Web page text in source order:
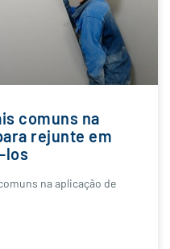
comuns na
rejunte em
los
na aplicação de